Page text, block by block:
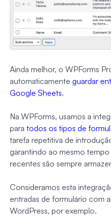
Ainda melhor, o WPForms
automaticamente guardar
Google Sheets.
Na WPForms, usamos a
para todos os tipos de
tarefa repetitiva de
garantindo ao mesmo tempo
recentes são sempre
Consideramos esta
entradas de formulário com
WordPress, por exemplo.